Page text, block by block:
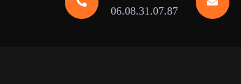
06.08.31.07.87